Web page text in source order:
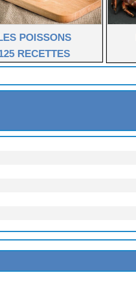
POISSONS
RECETTES